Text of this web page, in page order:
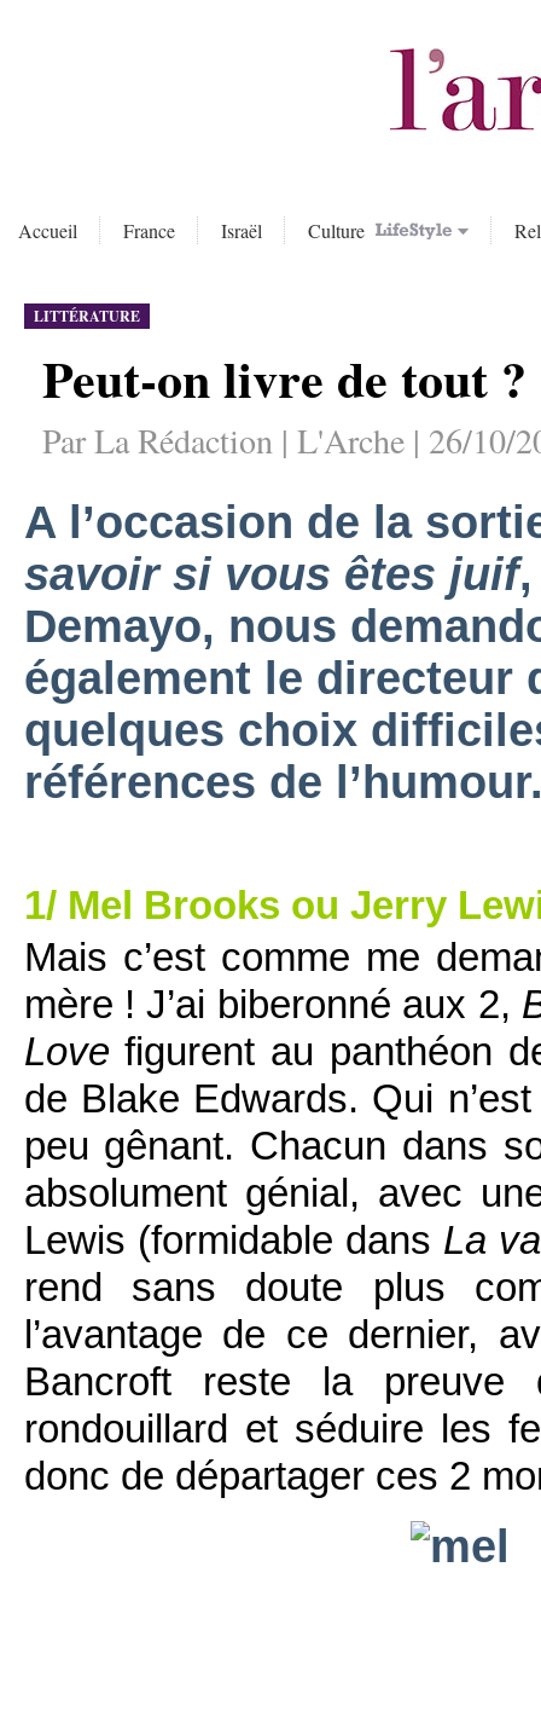
Accueil France Israël Culture
LITTÉRATURE
Peut-on livre de tout ?
Par La Rédaction | L'Arche | 26/10/
A l’occasion de la
savoir si vous êtes juif
Demayo, nous
également le directeur
quelques choix
références de
1/ Mel Brooks ou Jerry
Mais c’est comme me
mère ! J’ai biberonné aux 2,
Lovefigurent au panthéon
de Blake Edwards. Qui
peu gênant. Chacun dans
absolument génial, avec
Lewis (formidable dans La
rend sans doute plus
l’avantage de ce dernier,
Bancroft reste la
rondouillard et séduire les
donc de départager ces 2